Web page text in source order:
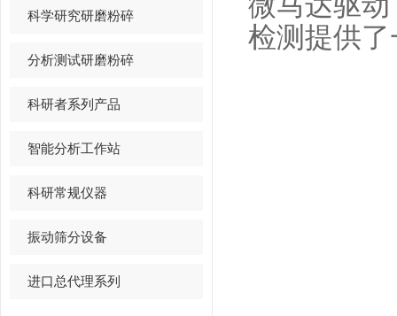
科学研究研磨粉碎
分析测试研磨粉碎
科研者系列产品
智能分析工作站
科研常规仪器
振动筛分设备
进口总代理系列
检测提供